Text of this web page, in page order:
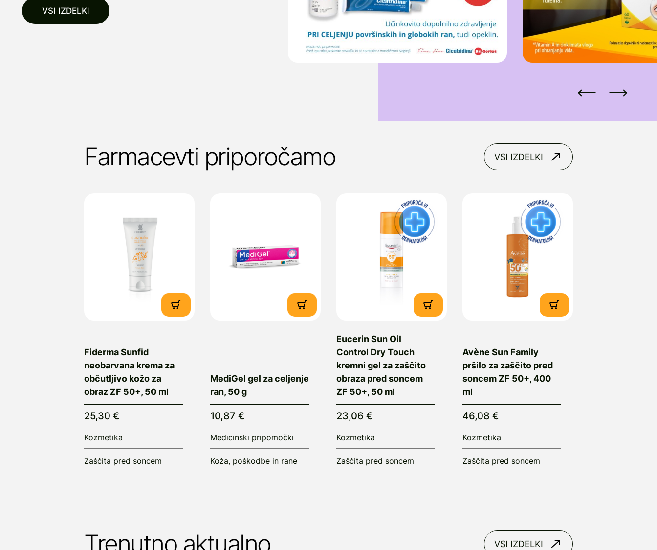
VSI IZDELKI
Farmacevti priporočamo VSI IZDELKI
Fiderma Sunfid
neobarvana krema za
občutljivo kožo za
obraz ZF 50+, 50 ml
25,30 €
Kozmetika
Zaščita pred soncem
MediGel gel za celjenje
ran, 50 g
10,87 €
Medicinski pripomočki
Koža, poškodbe in rane
Eucerin Sun Oil
Control Dry Touch
kremni gel za zaščito
obraza pred soncem
ZF 50+, 50 ml
23,06 €
Kozmetika
Zaščita pred soncem
Avène Sun Family
pršilo za zaščito pred
soncem ZF 50+, 400
ml
46,08 €
Kozmetika
Zaščita pred soncem
Trenutno aktualno VSI IZDELKI